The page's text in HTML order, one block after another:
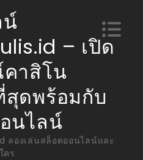
– เปิด
าสิโน
ดพร้อมกับ
นไลน์
องเล่นสล็อตออนไลน์และ
คร